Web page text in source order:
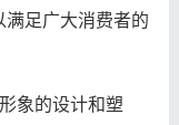
满足广大消费者的
象的设计和塑